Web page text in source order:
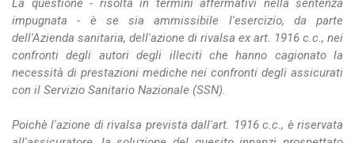
La questione - risolta in termini affermativi nella sentenza
impugnata - è se sia ammissibile l'esercizio, da parte
dell'Azienda sanitaria, dell'azione di rivalsa ex art. 1916 c.c., nei
confronti degli autori degli illeciti che hanno cagionato la
necessità di prestazioni mediche nei confronti degli assicurati
con il Servizio Sanitario Nazionale (SSN).
Poichè l'azione di rivalsa prevista dall'art. 1916 c.c., è riservata